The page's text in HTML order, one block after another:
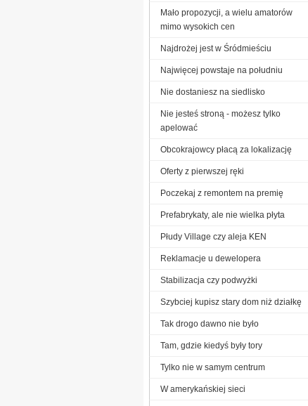
Mało propozycji, a wielu amatorów
mimo wysokich cen
Najdrożej jest w Śródmieściu
Najwięcej powstaje na południu
Nie dostaniesz na siedlisko
Nie jesteś stroną - możesz tylko
apelować
Obcokrajowcy płacą za lokalizację
Oferty z pierwszej ręki
Poczekaj z remontem na premię
Prefabrykaty, ale nie wielka płyta
Płudy Village czy aleja KEN
Reklamacje u dewelopera
Stabilizacja czy podwyżki
Szybciej kupisz stary dom niż działkę
Tak drogo dawno nie było
Tam, gdzie kiedyś były tory
Tylko nie w samym centrum
W amerykańskiej sieci